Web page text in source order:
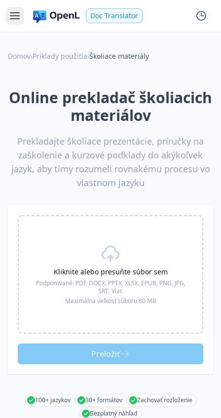
Doc Translator
Domov›Príklady použitia›Školiace materiály
Online prekladač školiacich
materiálov
Prekladajte školiace prezentácie, príručky na
zaškolenie a kurzové podklady do akýkoľvek
jazyk, aby tímy rozumeli rovnakému procesu vo
vlastnom jazyku
Kliknite alebo presuňte súbor sem
Podporované: PDF, DOCX, PPTX, XLSX, EPUB, PNG, JPG,
SRT, Viac
Maximálna veľkosť súboru 80 MB
Preložiť
100+ jazykov 30+ formátov
Zachovať rozloženie
Bezplatný náhľad